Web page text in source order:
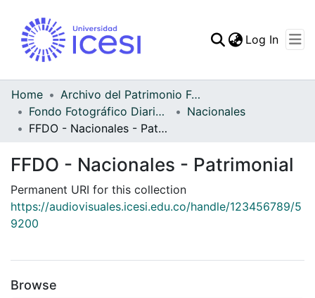
Statistics
Log In
Home
Archivo del Patrimonio Fotográfico y Fílmico del Valle del Cauca
Fondo Fotográfico Diario Occidente
Nacionales
FFDO - Nacionales - Patrimonial
FFDO - Nacionales - Patrimonial
Permanent URI for this collection
https://audiovisuales.icesi.edu.co/handle/123456789/5
9200
Browse